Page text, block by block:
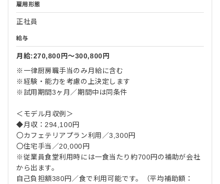
雇用形態
正社員
給与
月給:270,800円〜300,800円
※一律厨房職手当のみ月給に含む
※経験・能力を考慮の上決定します
※試用期間3ヶ月／期間中は同条件
＜モデル月収例＞
◆月収：294,100円
〇カフェテリアプラン利用／3,300円
〇住宅手当／20,000円
※従業員食堂利用時には一食当たり約700円の補助が会社
から出ます。
自己負担額380円／食で利用可能です。（平均補助額：